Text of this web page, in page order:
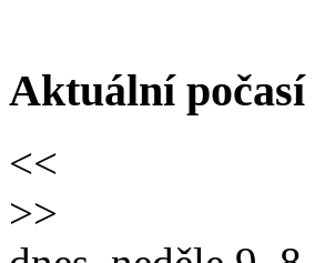
Aktuální počasí
<<
>>